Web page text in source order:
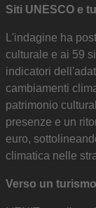
Siti UNESCO e
L'indagine ha
culturale e ai 59
indicatori
cambiamenti
patrimonio
presenze e un
euro,
climatica nelle
Verso un